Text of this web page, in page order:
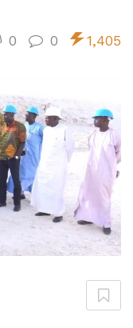
0 0 1,405